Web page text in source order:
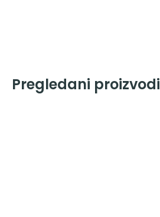
Pregledani proizvodi